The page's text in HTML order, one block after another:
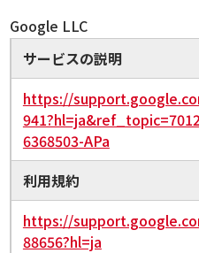
Google LLC
サービスの説明
https://
6368503-APa
利用規約
https://
88656?hl=ja